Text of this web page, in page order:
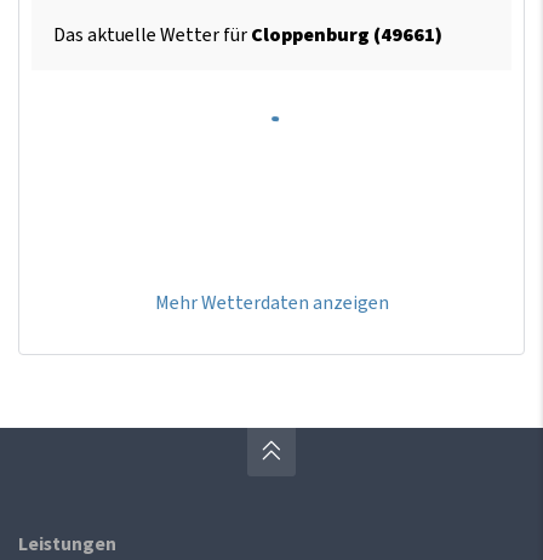
Das aktuelle Wetter fürCloppenburg (49661)
Mehr Wetterdaten anzeigen
Leistungen